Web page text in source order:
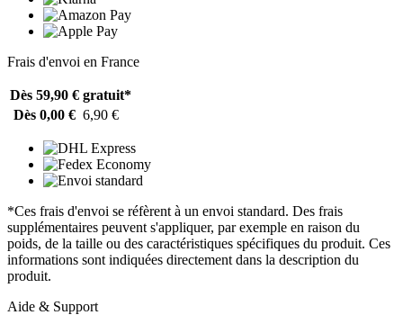
Frais d'envoi en France
Dès 59,90 € gratuit*
Dès 0,00 € 6,90 €
*Ces frais d'envoi se réfèrent à un envoi standard. Des frais
supplémentaires peuvent s'appliquer, par exemple en raison du
poids, de la taille ou des caractéristiques spécifiques du produit. Ces
informations sont indiquées directement dans la description du
produit.
Aide & Support